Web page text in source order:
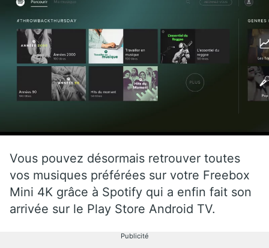
Vous pouvez désormais retrouver toutes
vos musiques préférées sur votre Freebox
Mini 4K grâce à Spotify qui a enfin fait son
arrivée sur le Play Store Android TV.
Publicité